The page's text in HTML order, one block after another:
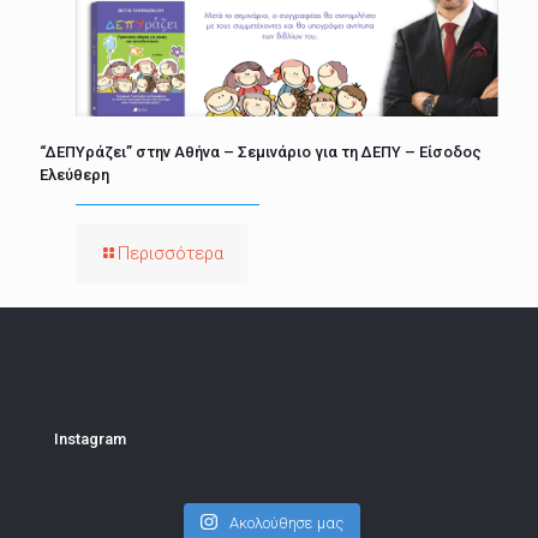
“ΔΕΠΥράζει” στην Αθήνα – Σεμινάριο για τη ΔΕΠΥ – Είσοδος
Ελεύθερη
Περισσότερα
Instagram
Ακολούθησε μας